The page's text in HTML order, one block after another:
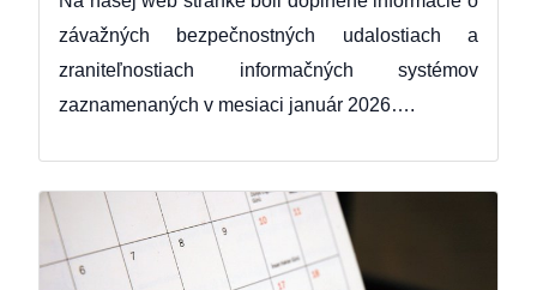
závažných bezpečnostných udalostiach a
zraniteľnostiach informačných systémov
zaznamenaných v mesiaci január 2026….